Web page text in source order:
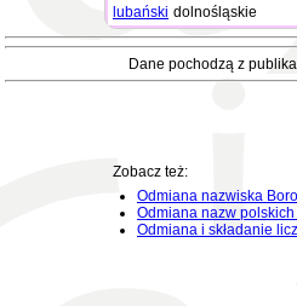
lubański dolnośląskie
Dane pochodzą z
Zobacz też:
Odmiana nazwiska
Odmiana nazw
Odmiana i składanie